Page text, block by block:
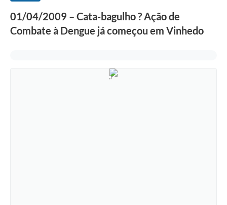
Concursos e Processos Seletivos
Inclusão e Acessibilidade
01/04/2009 – Cata-bagulho ? Ação de
Combate à Dengue já começou em Vinhedo